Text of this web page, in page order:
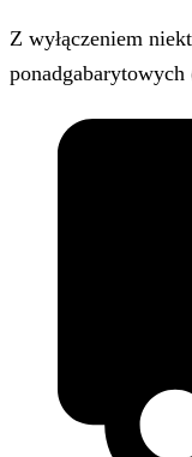
Z wyłączeniem
ponadgabarytowych